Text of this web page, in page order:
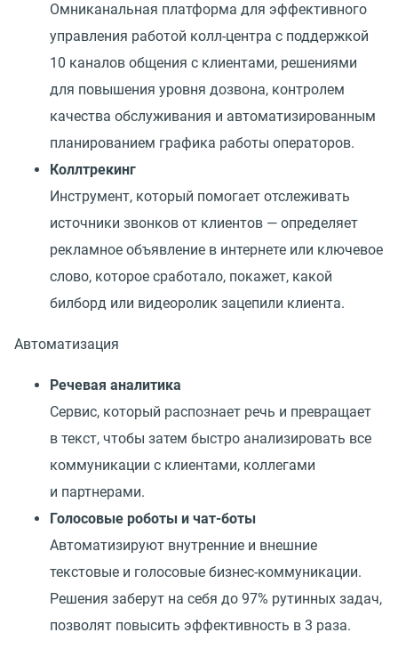
Омниканальная платформа для эффективного
управления работой колл-центра с поддержкой
10 каналов общения с клиентами, решениями
для повышения уровня дозвона, контролем
качества обслуживания и автоматизированным
планированием графика работы операторов.
Коллтрекинг
Инструмент, который помогает отслеживать
источники звонков от клиентов — определяет
рекламное объявление в интернете или ключевое
слово, которое сработало, покажет, какой
билборд или видеоролик зацепили клиента.
Автоматизация
Речевая аналитика
Сервис, который распознает речь и превращает
в текст, чтобы затем быстро анализировать все
коммуникации с клиентами, коллегами
и партнерами.
Голосовые роботы и чат-боты
Автоматизируют внутренние и внешние
текстовые и голосовые бизнес-коммуникации.
Решения заберут на себя до 97% рутинных задач,
позволят повысить эффективность в 3 раза.